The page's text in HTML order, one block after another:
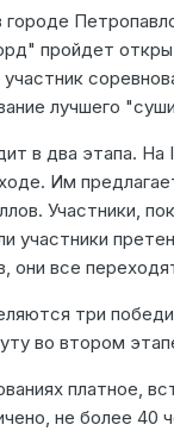
городе
пройдет
лучшего
в два этапа. На
Им
Участники,
участники
они все
три
во втором
платное,
не более 40